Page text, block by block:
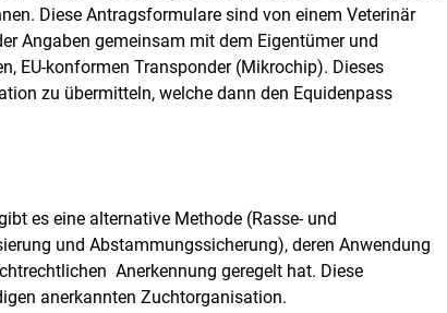
Diese Antragsformulare sind von einem Veterinär
Angaben gemeinsam mit dem Eigentümer und
EU-konformen Transponder (Mikrochip). Dieses
zu übermitteln, welche dann den Equidenpass
es eine alternative Methode (Rasse- und
und Abstammungssicherung), deren Anwendung
Anerkennung geregelt hat. Diese
anerkannten Zuchtorganisation.